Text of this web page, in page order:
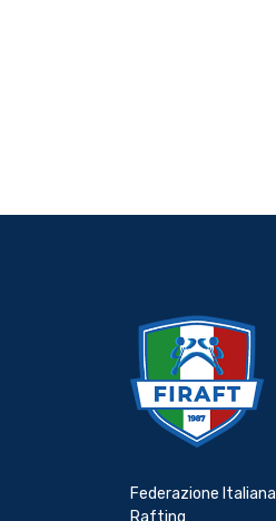
Federazione Italiana